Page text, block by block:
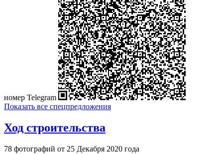
номер Telegram
Показать все спецпредложения
Ход строительства
78 фотографий от 25 Декабря 2020 года